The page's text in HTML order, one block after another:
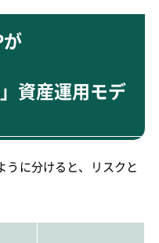
資産運用モデ
うに分けると、リスクと